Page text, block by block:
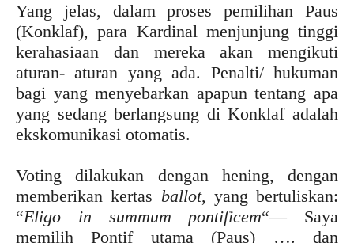
Yang jelas, dalam proses pemilihan Paus
(Konklaf), para Kardinal menjunjung tinggi
kerahasiaan dan mereka akan mengikuti
aturan- aturan yang ada. Penalti/ hukuman
bagi yang menyebarkan apapun tentang apa
yang sedang berlangsung di Konklaf adalah
ekskomunikasi otomatis.
Voting dilakukan dengan hening, dengan
memberikan kertas ballot, yang bertuliskan:
“Eligo in summum pontificem“— Saya
memilih Pontif utama (Paus) …. dan